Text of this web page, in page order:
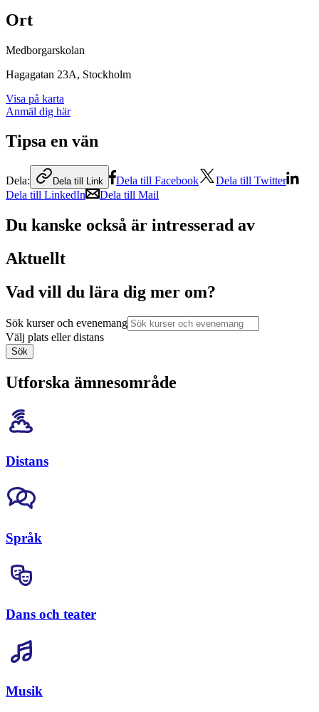
Ort
Medborgarskolan
Hagagatan 23A, Stockholm
Visa på karta
Anmäl dig här
Tipsa en vän
Dela: Dela till Link Dela till Facebook
Dela till Twitter
Dela till LinkedIn
Dela till Mail
Du kanske också är intresserad av
Aktuellt
Vad vill du lära dig mer om?
Sök kurser och evenemang
Välj plats eller distans
Sök
Utforska ämnesområde
Distans
Språk
Dans och teater
Musik